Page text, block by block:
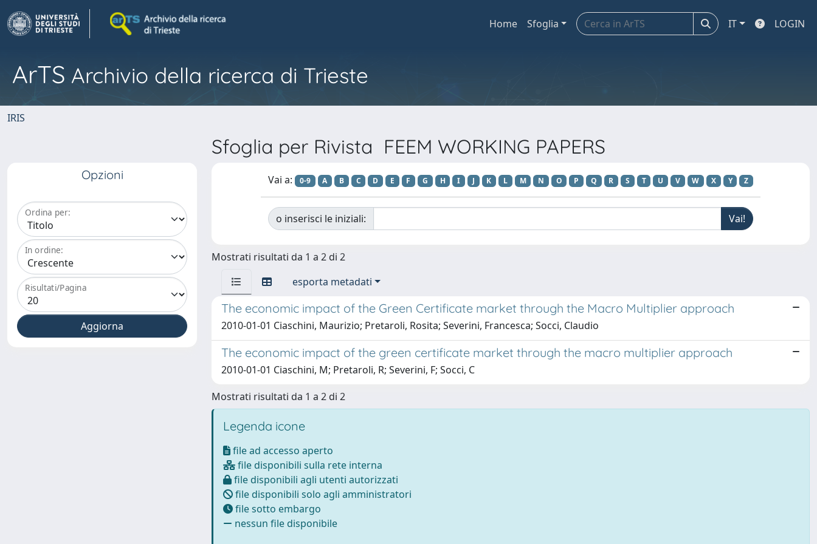
Home Sfoglia IT LOGIN
ArTS Archivio della ricerca di Trieste
IRIS
Sfoglia per Rivista FEEM WORKING PAPERS
Opzioni
Ordina per:
In ordine:
Risultati/Pagina
Vai a: 0-9 A B C D E F G H I J K L M N O P Q R S T U V W X Y Z
o inserisci le iniziali:
Mostrati risultati da 1 a 2 di 2
esporta metadati
The economic impact of the Green Certificate market through the Macro Multiplier approach
2010-01-01 Ciaschini, Maurizio; Pretaroli, Rosita; Severini, Francesca; Socci, Claudio
The economic impact of the green certificate market through the macro multiplier approach
2010-01-01 Ciaschini, M; Pretaroli, R; Severini, F; Socci, C
Mostrati risultati da 1 a 2 di 2
Legenda icone
file ad accesso aperto
file disponibili sulla rete interna
file disponibili agli utenti autorizzati
file disponibili solo agli amministratori
file sotto embargo
nessun file disponibile